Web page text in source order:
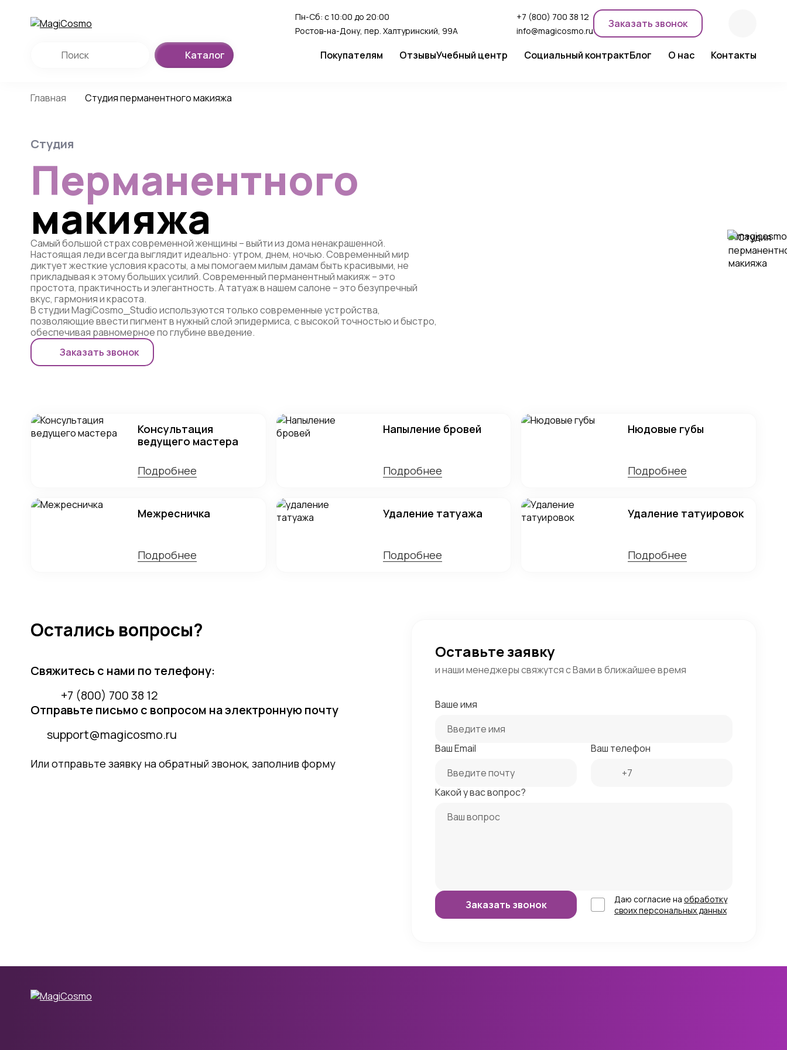
Пн-Сб: с 10:00 до 20:00
Ростов-на-Дону, пер. Халтуринский, 99А
+7 (800) 700 38 12
info@magicosmo.ru
Заказать звонок
Каталог Покупателям ОтзывыУчебный центр Социальный контрактБлог О нас Контакты
Главная Студия перманентного макияжа
Студия
Перманентного
макияжа
Самый большой страх современной женщины – выйти из дома ненакрашенной.
Настоящая леди всегда выглядит идеально: утром, днем, ночью. Современный мир
диктует жесткие условия красоты, а мы помогаем милым дамам быть красивыми, не
прикладывая к этому больших усилий. Современный перманентный макияж – это
простота, практичность и элегантность. А татуаж в нашем салоне – это безупречный
вкус, гармония и красота.
В студии MagiCosmo_Studio используются только современные устройства,
позволяющие ввести пигмент в нужный слой эпидермиса, с высокой точностью и быстро,
обеспечивая равномерное по глубине введение.
Заказать звонок
Консультация
ведущего мастера
Подробнее
Напыление бровей
Подробнее
Нюдовые губы
Подробнее
Межресничка
Подробнее
Удаление татуажа
Подробнее
Удаление татуировок
Подробнее
Остались вопросы?
Свяжитесь с нами по телефону:
+7 (800) 700 38 12
Отправьте письмо с вопросом на электронную почту
support@magicosmo.ru
Или отправьте заявку на обратный звонок, заполнив форму
Оставьте заявку
и наши менеджеры свяжутся с Вами в ближайшее время
Ваше имя
Ваш Email Ваш телефон
Какой у вас вопрос?
Даю согласие на обработку
своих персональных данных